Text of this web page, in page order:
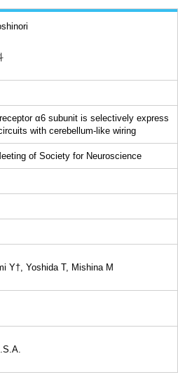
receptor α6 subunit is selectively express
with cerebellum-like wiring
of Society for Neuroscience
Y†, Yoshida T, Mishina M